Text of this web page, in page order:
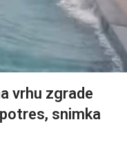
vrhu zgrade
snimka